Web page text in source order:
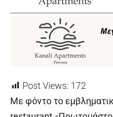
Post Views: 172
Με φόντο το